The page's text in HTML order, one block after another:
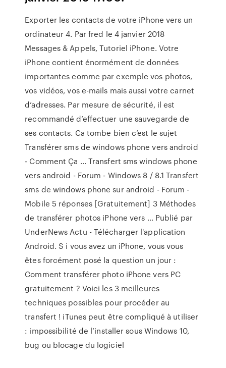
Exporter les contacts de votre iPhone vers un
ordinateur 4. Par fred le 4 janvier 2018
Messages & Appels, Tutoriel iPhone. Votre
iPhone contient énormément de données
importantes comme par exemple vos photos,
vos vidéos, vos e-mails mais aussi votre carnet
d’adresses. Par mesure de sécurité, il est
recommandé d’effectuer une sauvegarde de
ses contacts. Ca tombe bien c’est le sujet
Transférer sms de windows phone vers android
- Comment Ça ... Transfert sms windows phone
vers android - Forum - Windows 8 / 8.1 Transfert
sms de windows phone sur android - Forum -
Mobile 5 réponses [Gratuitement] 3 Méthodes
de transférer photos iPhone vers ... Publié par
UnderNews Actu - Télécharger l'application
Android. S i vous avez un iPhone, vous vous
êtes forcément posé la question un jour :
Comment transférer photo iPhone vers PC
gratuitement ? Voici les 3 meilleures
techniques possibles pour procéder au
transfert ! iTunes peut être compliqué à utiliser
: impossibilité de l’installer sous Windows 10,
bug ou blocage du logiciel